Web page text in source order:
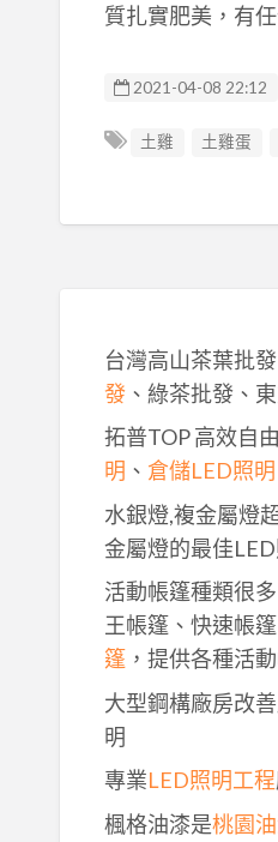
質扎實肥美，有
2021-04-08 22:12
土雞 土雞蛋
台灣高山茶葉批
發、綠茶批發、
拓普TOP 高效自
明 、 倉儲LED照明
水銀燈,複金屬燈
金屬燈的最佳
活動帳篷種類很
王帳篷、快速帳
篷，提供各種活
大型鋼構廠房改
明
專業LED照明工程
楓格油漆是桃園